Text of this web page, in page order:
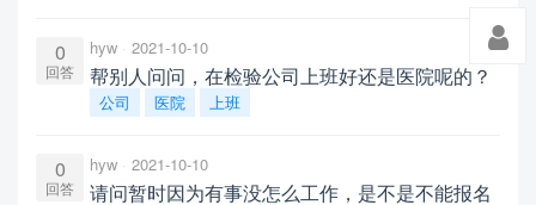
0
回答
hyw 2021-10-10
帮别人问问，在检验公司上班好还是医院呢的？
公司 医院 上班
0
回答
hyw 2021-10-10
请问暂时因为有事没怎么工作，是不是不能报名